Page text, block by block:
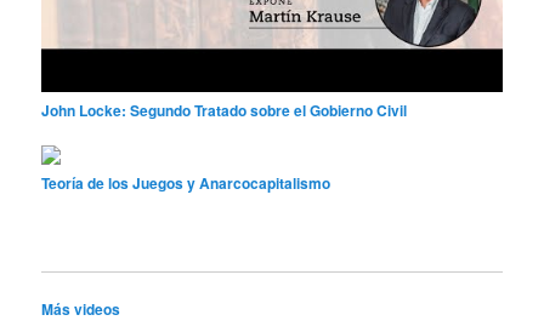
John Locke: Segundo Tratado sobre el Gobierno Civil
Teoría de los Juegos y Anarcocapitalismo
Más videos